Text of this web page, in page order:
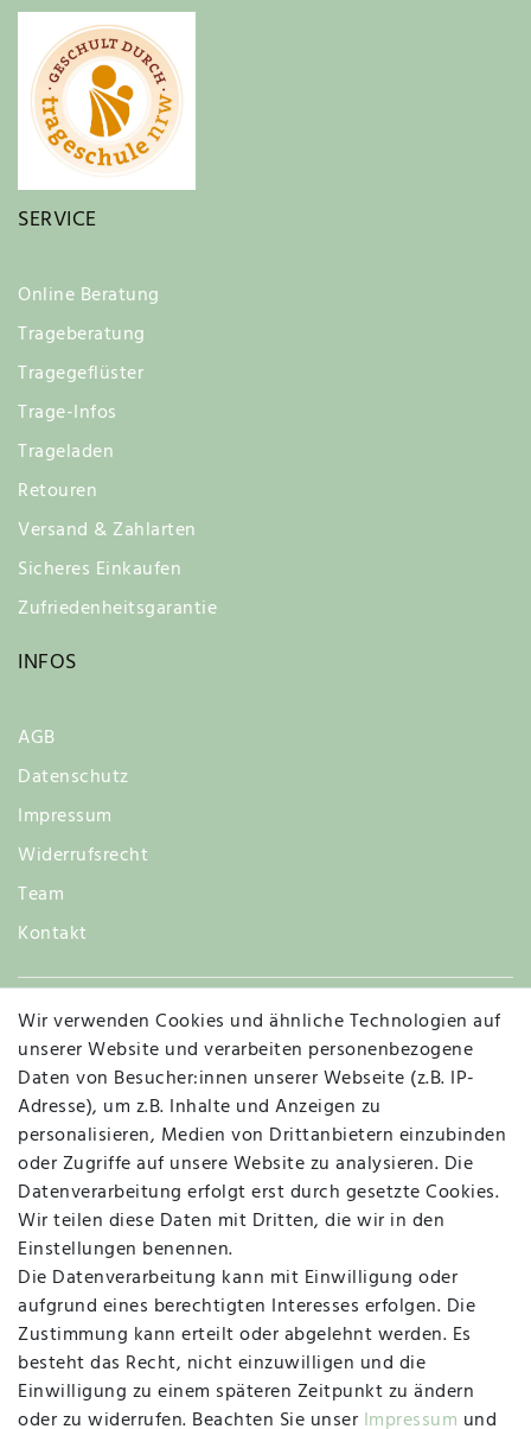
SERVICE
Online Beratung
Trageberatung
Tragegeflüster
Trage-Infos
Trageladen
Retouren
Versand & Zahlarten
Sicheres Einkaufen
Zufriedenheitsgarantie
INFOS
AGB
Datenschutz
Impressum
Widerrufsrecht
Team
Kontakt
Widerruf
Vertrag widerrufen Kontakt
MAPALI VOR ORT
Herzogstraße 10
47533 Kleve
Montag, Dienstag, Donnerstag, Freitag
09:00 Uhr bis 13:00 Uhr
Wir verwenden Cookies und ähnliche Technologien auf
unserer Website und verarbeiten personenbezogene
Daten von Besucher:innen unserer Webseite (z.B. IP-
Adresse), um z.B. Inhalte und Anzeigen zu
personalisieren, Medien von Drittanbietern einzubinden
oder Zugriffe auf unsere Website zu analysieren. Die
Datenverarbeitung erfolgt erst durch gesetzte Cookies.
Wir teilen diese Daten mit Dritten, die wir in den
Einstellungen benennen.
Die Datenverarbeitung kann mit Einwilligung oder
aufgrund eines berechtigten Interesses erfolgen. Die
Zustimmung kann erteilt oder abgelehnt werden. Es
besteht das Recht, nicht einzuwilligen und die
Einwilligung zu einem späteren Zeitpunkt zu ändern
oder zu widerrufen. Beachten Sie unser Impressum und